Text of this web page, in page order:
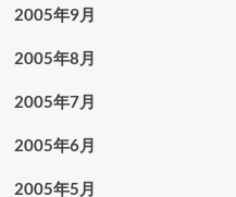
2005年9月
2005年8月
2005年7月
2005年6月
2005年5月